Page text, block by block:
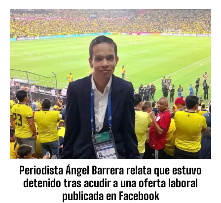
Periodista Ángel Barrera relata que estuvo
detenido tras acudir a una oferta laboral
publicada en Facebook